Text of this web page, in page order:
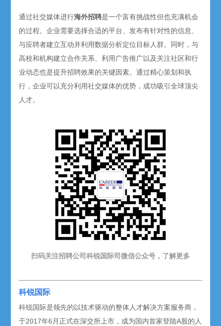
通过社交媒体进行海外招聘是一个富有挑战性但也充满机会
的过程。企业需要选择合适的平台、发布有针对性的信息、
与应聘者建立互动并利用数据分析定位目标人群。同时，与
高校和机构建立合作关系、利用广告推广以及关注社区和行
业动态也是提升招聘效果的关键因素。通过精心策划和执
行，企业可以充分利用社交媒体的优势，成功吸引全球顶尖
人才。
扫码关注招聘公司科锐国际司微信公众号，了解更多
科锐国际
科锐国际是领先的以技术驱动的整体人才解决方案服务商，
于2017年6月正式在深交所上市，成为国内首家登陆A股的人